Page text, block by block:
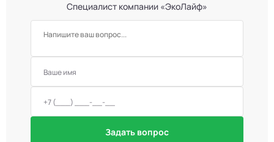
Специалист компании «ЭкоЛайф»
Задать вопрос